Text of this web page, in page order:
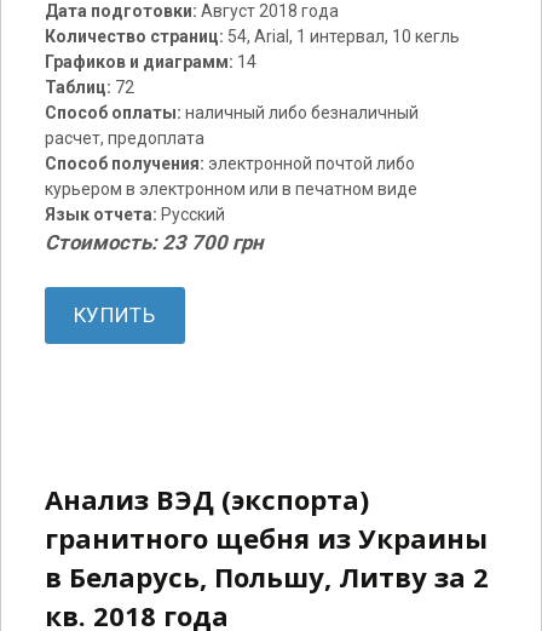
Дата подготовки: Август 2018 года
Количество страниц: 54, Arial, 1 интервал, 10 кегль
Графиков и диаграмм: 14
Таблиц: 72
Способ оплаты: наличный либо безналичный
расчет, предоплата
Способ получения: электронной почтой либо
курьером в электронном или в печатном виде
Язык отчета: Русский
Стоимость: 23 700 грн
КУПИТЬ
Анализ ВЭД (экспорта)
гранитного щебня из Украины
в Беларусь, Польшу, Литву за 2
кв. 2018 года